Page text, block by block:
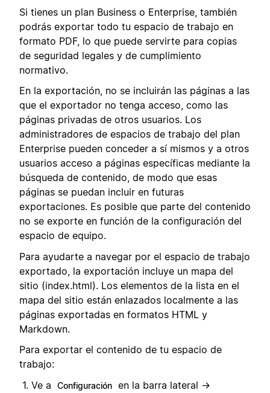
Si tienes un plan Business o Enterprise, también
podrás exportar todo tu espacio de trabajo en
formato PDF, lo que puede servirte para copias
de seguridad legales y de cumplimiento
normativo.
En la exportación, no se incluirán las páginas a las
que el exportador no tenga acceso, como las
páginas privadas de otros usuarios. Los
administradores de espacios de trabajo del plan
Enterprise pueden conceder a sí mismos y a otros
usuarios acceso a páginas específicas mediante la
búsqueda de contenido, de modo que esas
páginas se puedan incluir en futuras
exportaciones. Es posible que parte del contenido
no se exporte en función de la configuración del
espacio de equipo.
Para ayudarte a navegar por el espacio de trabajo
exportado, la exportación incluye un mapa del
sitio (index.html). Los elementos de la lista en el
mapa del sitio están enlazados localmente a las
páginas exportadas en formatos HTML y
Markdown.
Para exportar el contenido de tu espacio de
trabajo:
Ve a
Configuración en la barra lateral →